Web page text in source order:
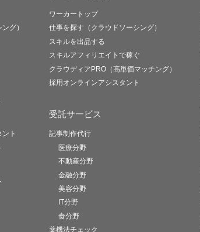
グ）
ト
ワーカートップ
仕事を探す（クラウドソーシング）
スキルを出品する
スキルアフィリエイトで稼ぐ
クラウディアPRO（高単価マッチング）
採用オンラインアシスタント
受託サービス
記事制作代行
医療分野
不動産分野
金融分野
美容分野
IT分野
食分野
薬機法チェック